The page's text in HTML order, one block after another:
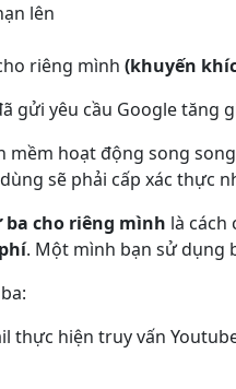
lên
riêng mình (khuyến
gửi yêu cầu Google tăng
mềm hoạt động song
sẽ phải cấp xác thực
cho riêng mình là cách
. Một mình bạn sử dụng
thực hiện truy vấn